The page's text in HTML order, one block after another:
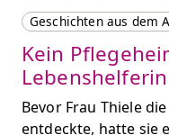
Geschichten aus dem
Kein
Lebenshelferin
Bevor Frau Thiele
entdeckte, hatte sie